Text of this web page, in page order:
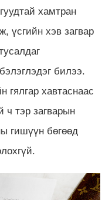
хамтран
үсгийн хэв загвар
билээ.
гялгар хавтаснаас
ч тэр загварын
гишүүн бөгөөд